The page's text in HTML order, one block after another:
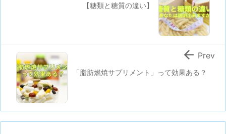
【糖類と糖質の違い】
「脂肪燃焼サプリメント」って効果ある？
 Prev